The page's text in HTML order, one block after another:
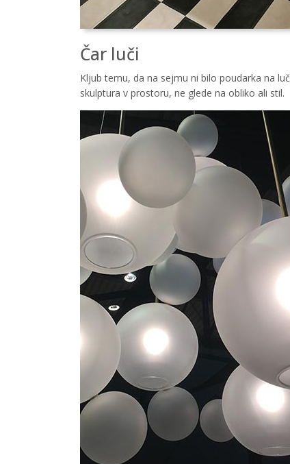
Čar luči
Kljub temu, da na sejmu ni bilo poudarka na
skulptura v prostoru, ne glede na obliko ali stil.